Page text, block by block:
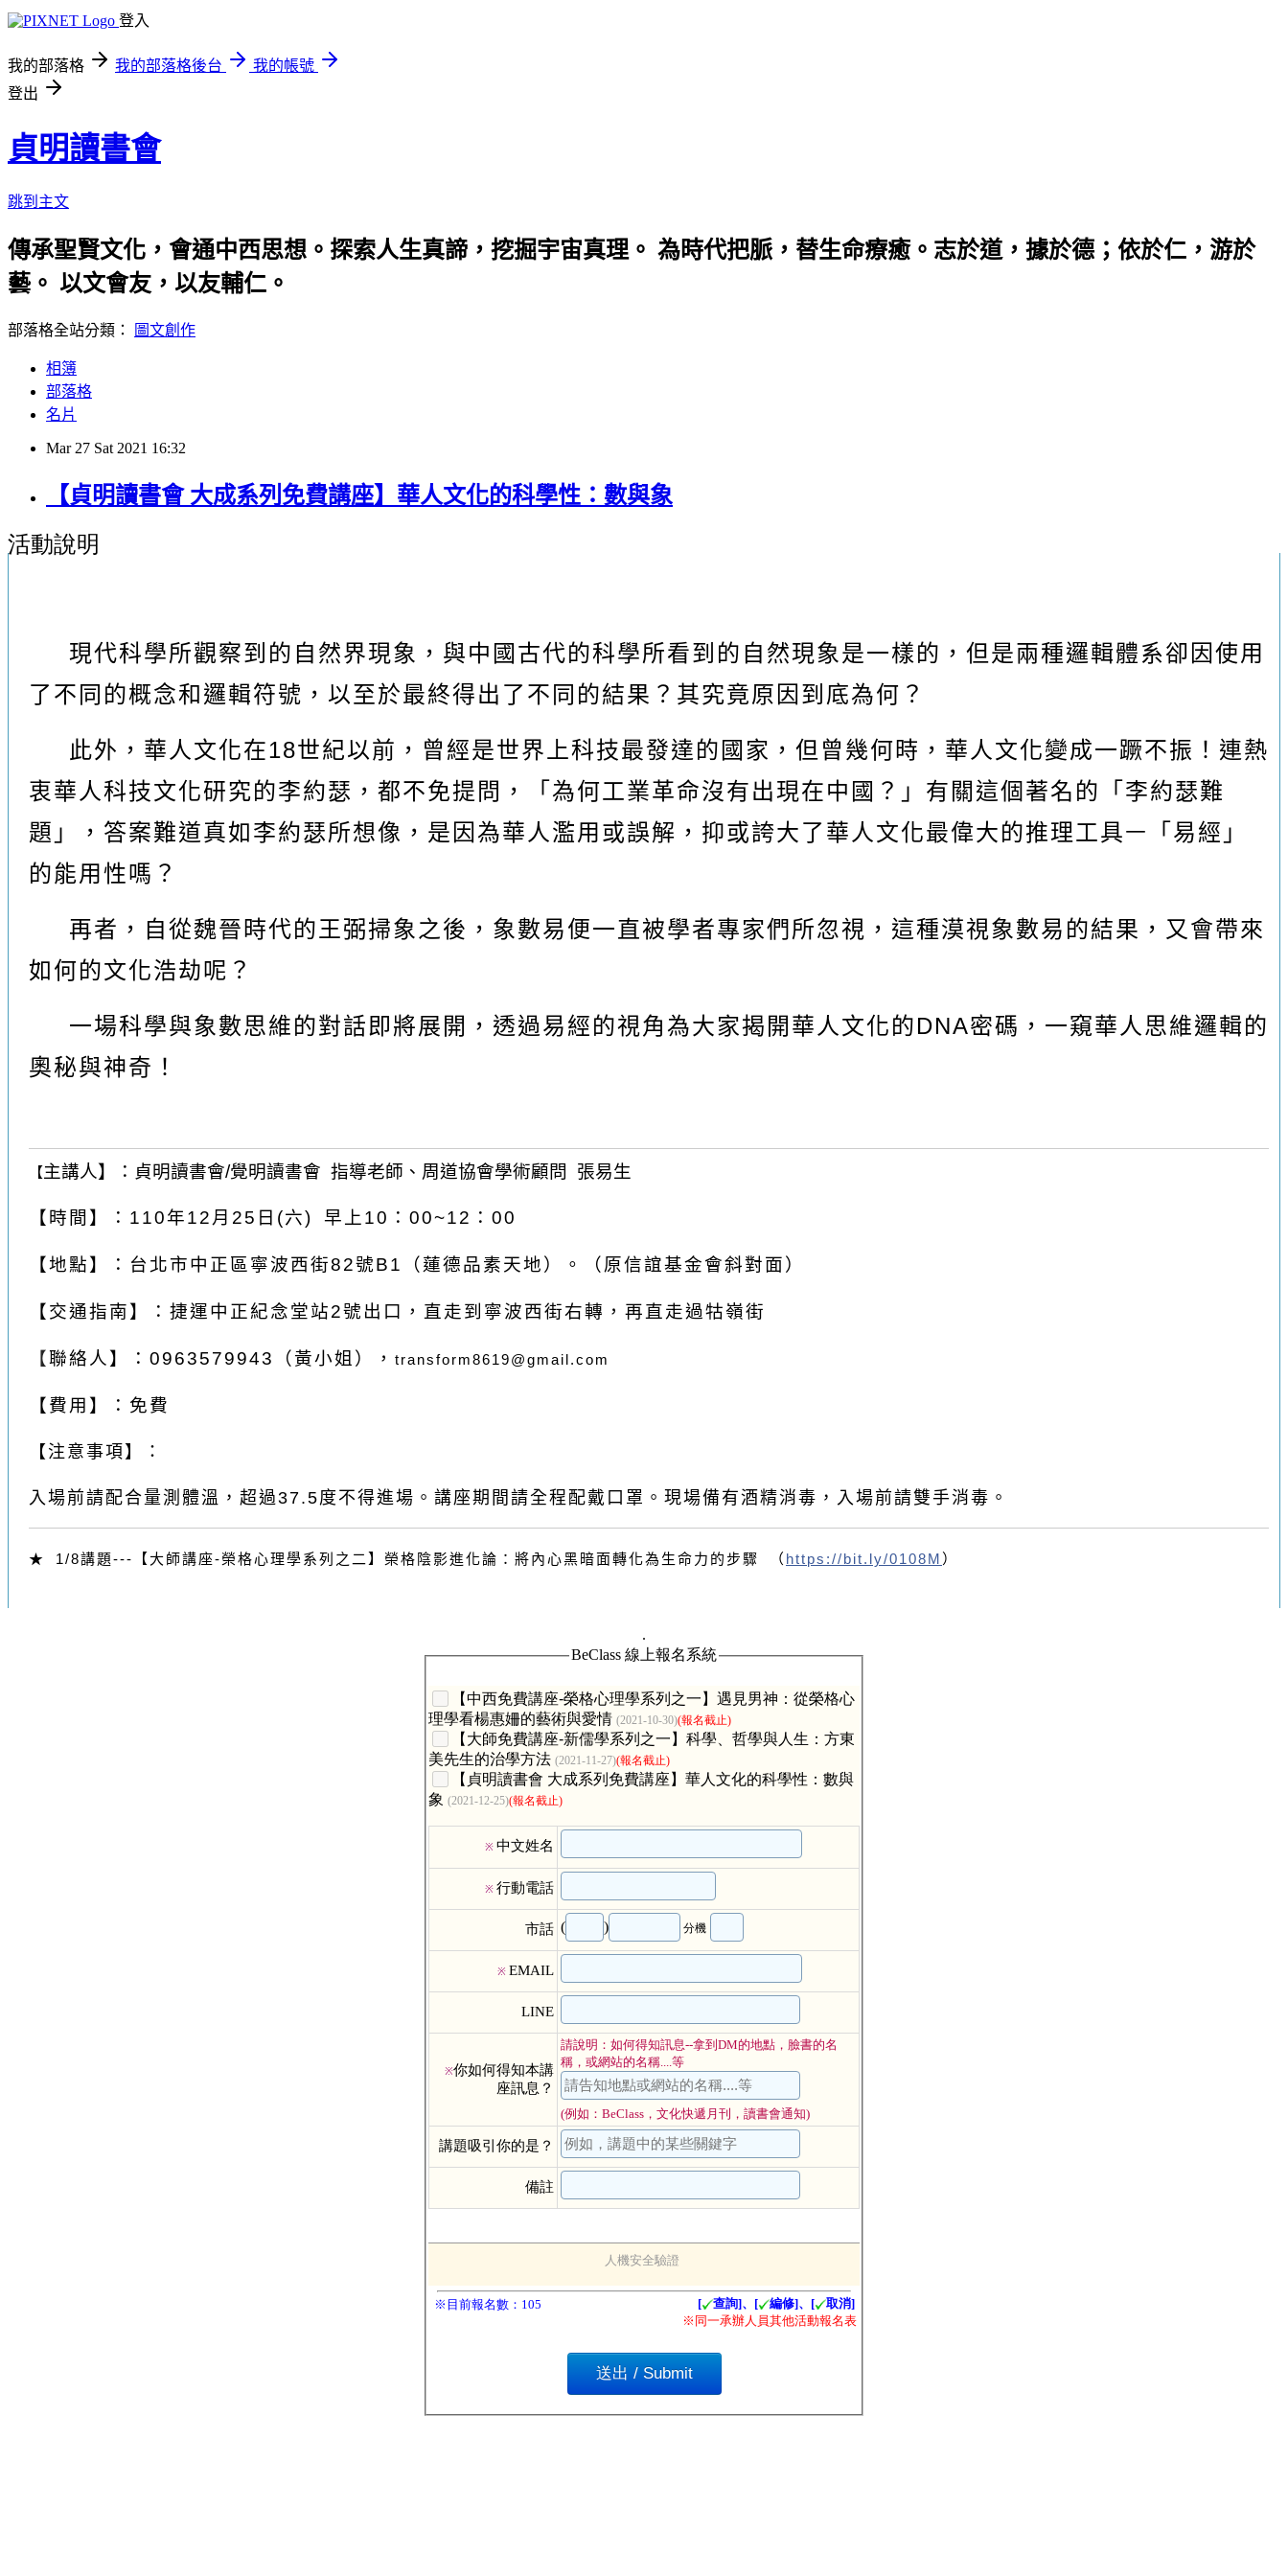
登入
我的部落格 我的部落格後台
我的帳號
登出
貞明讀書會
跳到主文
傳承聖賢文化，會通中西思想。探索人生真諦，挖掘宇宙真理。 為時代把脈，替生命療癒。志於道，據於德；依於仁，游於
藝。 以文會友，以友輔仁。
部落格全站分類： 圖文創作
相簿
部落格
名片
Mar 27 Sat 2021 16:32
【貞明讀書會 大成系列免費講座】華人文化的科學性：數與象
活動說明
現代科學所觀察到的自然界現象，與中國古代的科學所看到的自然現象是一樣的，但是兩種邏輯體系卻因使用
了不同的概念和邏輯符號，以至於最終得出了不同的結果？其究竟原因到底為何？
此外，華人文化在18世紀以前，曾經是世界上科技最發達的國家，但曾幾何時，華人文化變成一蹶不振！連熱
衷華人科技文化研究的李約瑟，都不免提問，「為何工業革命沒有出現在中國？」有關這個著名的「李約瑟難
題」，答案難道真如李約瑟所想像，是因為華人濫用或誤解，抑或誇大了華人文化最偉大的推理工具ￚ「易經」
的能用性嗎？
再者，自從魏晉時代的王弼掃象之後，象數易便一直被學者專家們所忽視，這種漠視象數易的結果，又會帶來
如何的文化浩劫呢？
一場科學與象數思維的對話即將展開，透過易經的視角為大家揭開華人文化的DNA密碼，一窺華人思維邏輯的
奧秘與神奇！
【主講人】 ：貞明讀書會/覺明讀書會 指導老師、周道協會學術顧問 張易生
【 時間 】 ：110年12月25日(六) 早上10：00~12：00
【地點 】 ：台北市中正區寧波西街82號B1（蓮德品素天地）。（原信誼基金會斜對面）
【 交通指南 】 ：捷運中正紀念堂站2號出口，直走到寧波西街右轉，再直走過牯嶺街
【聯絡人 】 ：0963579943 （黃小姐） ， transform8619@gmail.com
【 費用 】 ：免費
【注意事項】：
入場前請配合量測體溫，超過37.5度不得進場。 講座期間請全程配戴口罩。 現場備有酒精消毒，入場前請雙手消毒。
★ 1/8講題--- 【大師講座-榮格心理學系列之二】榮格陰影進化論：將內心黑暗面轉化為生命力的步驟 （ https://bit.ly/0108M ）